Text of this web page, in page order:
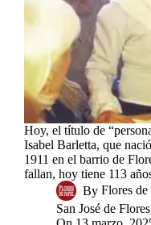
Hoy, el título de
Isabel Barletta, que
1911 en el barrio de
fallan, hoy tiene 113
By Flores
San José de Flores